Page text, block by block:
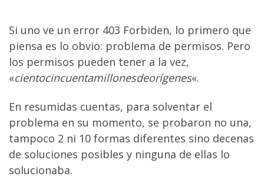
Si uno ve un error 403 Forbiden, lo primero que
piensa es lo obvio: problema de permisos. Pero
los permisos pueden tener a la vez,
«cientocincuentamillonesdeorígenes«.
En resumidas cuentas, para solventar el
problema en su momento, se probaron no una,
tampoco 2 ni 10 formas diferentes sino decenas
de soluciones posibles y ninguna de ellas lo
solucionaba.